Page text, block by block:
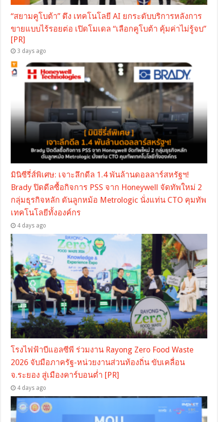
“สยามคูโบต้า” ดึง เทคโนโลยี AI ยกระดับบริการหลังการ
ขายแบบไร้รอยต่อ เปิดโมเดล “เลือกคูโบต้า คุ้มค่าไม่รู้จบ”
[PR]
3 days ago
มินิซีรี่ส์พิเศษ: เจาะลึกดีล 1.4 พันล้านดอลลาร์สหรัฐฯ!
Brady ปิดดีลซื้อกิจการ PSS จาก Honeywell จัดทัพใหม่ 2
กลุ่มธุรกิจหลัก ดันลูกหม้อ Metrologic นั่งแท่น CTO คุมทัพ
เทคโนโลยีทั้งองค์กร
4 days ago
โรงไฟฟ้าบีแอลซีพี ร่วมงาน Rayong Zero Food Waste
2026 จับมือภาครัฐ-หน่วยงานส่วนท้องถิ่น ขับเคลื่อน
จ.ระยอง สู่เมืองคาร์บอนต่ำ [PR]
4 days ago